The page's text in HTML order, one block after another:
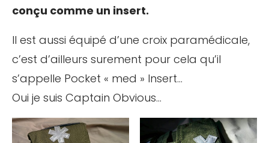
conçu comme un insert.
Il est aussi équipé d’une croix paramédicale,
c’est d’ailleurs surement pour cela qu’il
s’appelle Pocket « med » Insert…
Oui je suis Captain Obvious…